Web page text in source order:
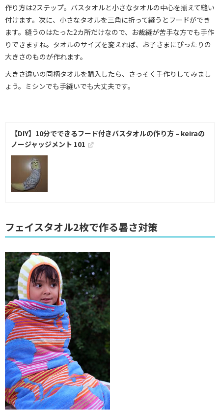
作り方は2ステップ。バスタオルと小さなタオルの中心を揃えて縫い
付けます。次に、小さなタオルを三角に折って縫うとフードができ
ます。縫うのはたった2カ所だけなので、お裁縫が苦手な方でも手作
りできますね。タオルのサイズを変えれば、お子さまにぴったりの
大きさのものが作れます。
大きさ違いの同柄タオルを購入したら、さっそく手作りしてみまし
ょう。ミシンでも手縫いでも大丈夫です。
【DIY】10分でできるフード付きバスタオルの作り方 – keiraの
ノージャッジメント 101
フェイスタオル2枚で作る暑さ対策